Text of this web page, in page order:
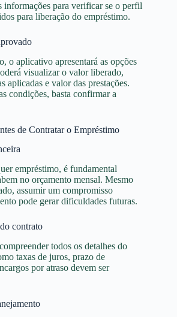
informações para verificar se o perfil
para liberação do empréstimo.
o aplicativo apresentará as opções
visualizar o valor liberado,
aplicadas e valor das prestações.
condições, basta confirmar a
de Contratar o Empréstimo
empréstimo, é fundamental
no orçamento mensal. Mesmo
assumir um compromisso
pode gerar dificuldades futuras.
contrato
todos os detalhes do
taxas de juros, prazo de
por atraso devem ser